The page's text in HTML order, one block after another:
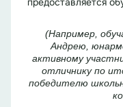
(Например,
Андрею,
активному
отличнику по
победителю